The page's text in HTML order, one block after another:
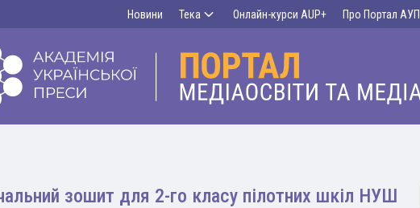
Новини Тека Онлайн-курси AUP+ Про Портал АУП
зошит для 2-го класу пілотних шкіл НУШ